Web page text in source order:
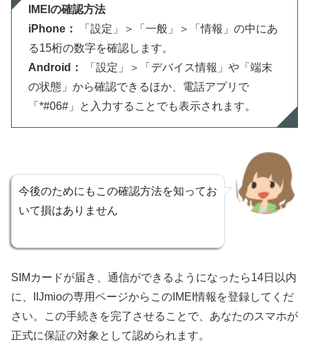
IMEIの確認方法
iPhone：
「設定」＞「一般」＞「情報」の中にあ
る15桁の数字を確認します。
Android：
「設定」＞「デバイス情報」や「端末
の状態」から確認できるほか、電話アプリで
「*#06#」と入力することでも表示されます。
今後のためにもこの確認方法を知ってお
いて損はありません
SIMカードが届き、通信ができるようになったら14日以内
に、IIJmioの専用ページからこのIMEI情報を登録してくだ
さい。この手続きを完了させることで、あなたのスマホが
正式に保証の対象として認められます。